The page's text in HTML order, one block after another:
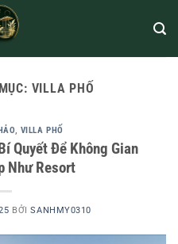
VILLA PHỐ
, VILLA PHỐ
Quyết Để Không Gian
Như Resort
BỞISANHMY0310